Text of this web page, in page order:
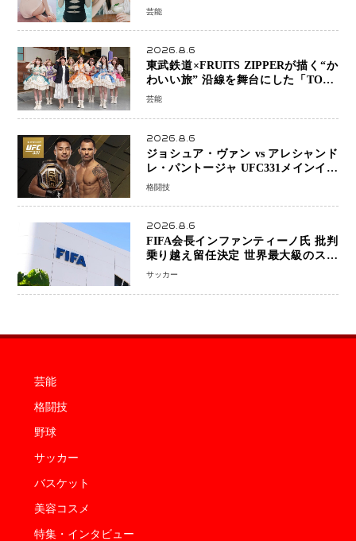
ッションを記録した話題の美貌を凝縮
芸能
2026.8.6
東武鉄道×FRUITS ZIPPERが描く“か
わいい旅” 沿線を舞台にした「TOBU
KAWAII PROJECT」が開幕
芸能
2026.8.6
ジョシュア・ヴァン vs アレシャンド
レ・パントージャ UFC331メインイベ
ントで再戦決定 「完全決着」に世界
格闘技
2026.8.6
FIFA会長インファンティーノ氏 批判
乗り越え留任決定 世界最大級のスポ
ーツ組織を支える「権威」は揺るがず
サッカー
芸能
格闘技
野球
サッカー
バスケット
美容コスメ
特集・インタビュー